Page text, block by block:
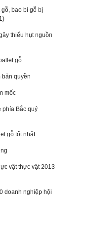
bao bì gỗ bị
thiếu hụt nguồn
gỗ
bản quyền
mốc
phía Bắc quý
gỗ tốt nhất
vật thực vật 2013
doanh nghiệp hội